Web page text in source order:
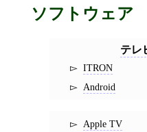
ソフトウェア
テレ
ITRON
Android
Apple TV